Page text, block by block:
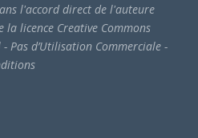
l'accord direct de l'auteure
licence Creative Commons
d’Utilisation Commerciale -